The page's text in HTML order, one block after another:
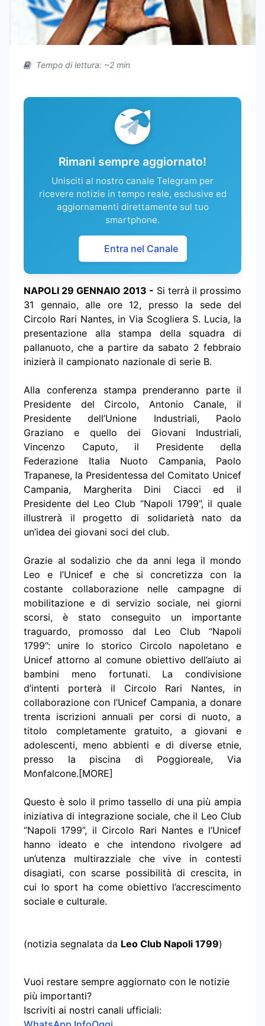
Tempo di lettura: ~2 min
Rimani sempre aggiornato!
Unisciti al nostro canale Telegram per
ricevere notizie in tempo reale, esclusive ed
aggiornamenti direttamente sul tuo
smartphone.
Entra nel Canale
NAPOLI 29 GENNAIO 2013 - Si terrà il prossimo
31 gennaio, alle ore 12, presso la sede del
Circolo Rari Nantes, in Via Scogliera S. Lucia, la
presentazione alla stampa della squadra di
pallanuoto, che a partire da sabato 2 febbraio
inizierà il campionato nazionale di serie B.
Alla conferenza stampa prenderanno parte il
Presidente del Circolo, Antonio Canale, il
Presidente dell’Unione Industriali, Paolo
Graziano e quello dei Giovani Industriali,
Vincenzo Caputo, il Presidente della
Federazione Italia Nuoto Campania, Paolo
Trapanese, la Presidentessa del Comitato Unicef
Campania, Margherita Dini Ciacci ed il
Presidente del Leo Club “Napoli 1799”, il quale
illustrerà il progetto di solidarietà nato da
un’idea dei giovani soci del club.
Grazie al sodalizio che da anni lega il mondo
Leo e l’Unicef e che si concretizza con la
costante collaborazione nelle campagne di
mobilitazione e di servizio sociale, nei giorni
scorsi, è stato conseguito un importante
traguardo, promosso dal Leo Club “Napoli
1799”: unire lo storico Circolo napoletano e
Unicef attorno al comune obiettivo dell’aiuto ai
bambini meno fortunati. La condivisione
d’intenti porterà il Circolo Rari Nantes, in
collaborazione con l’Unicef Campania, a donare
trenta iscrizioni annuali per corsi di nuoto, a
titolo completamente gratuito, a giovani e
adolescenti, meno abbienti e di diverse etnie,
presso la piscina di Poggioreale, Via
Monfalcone.[MORE]
Questo è solo il primo tassello di una più ampia
iniziativa di integrazione sociale, che il Leo Club
“Napoli 1799”, il Circolo Rari Nantes e l’Unicef
hanno ideato e che intendono rivolgere ad
un’utenza multirazziale che vive in contesti
disagiati, con scarse possibilità di crescita, in
cui lo sport ha come obiettivo l’accrescimento
sociale e culturale.
(notizia segnalata da Leo Club Napoli 1799)
Vuoi restare sempre aggiornato con le notizie
più importanti?
Iscriviti ai nostri canali ufficiali: